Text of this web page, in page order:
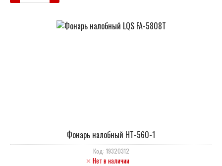
Фонарь налобный HT-560-1
Код: 19320312
Нет в наличии